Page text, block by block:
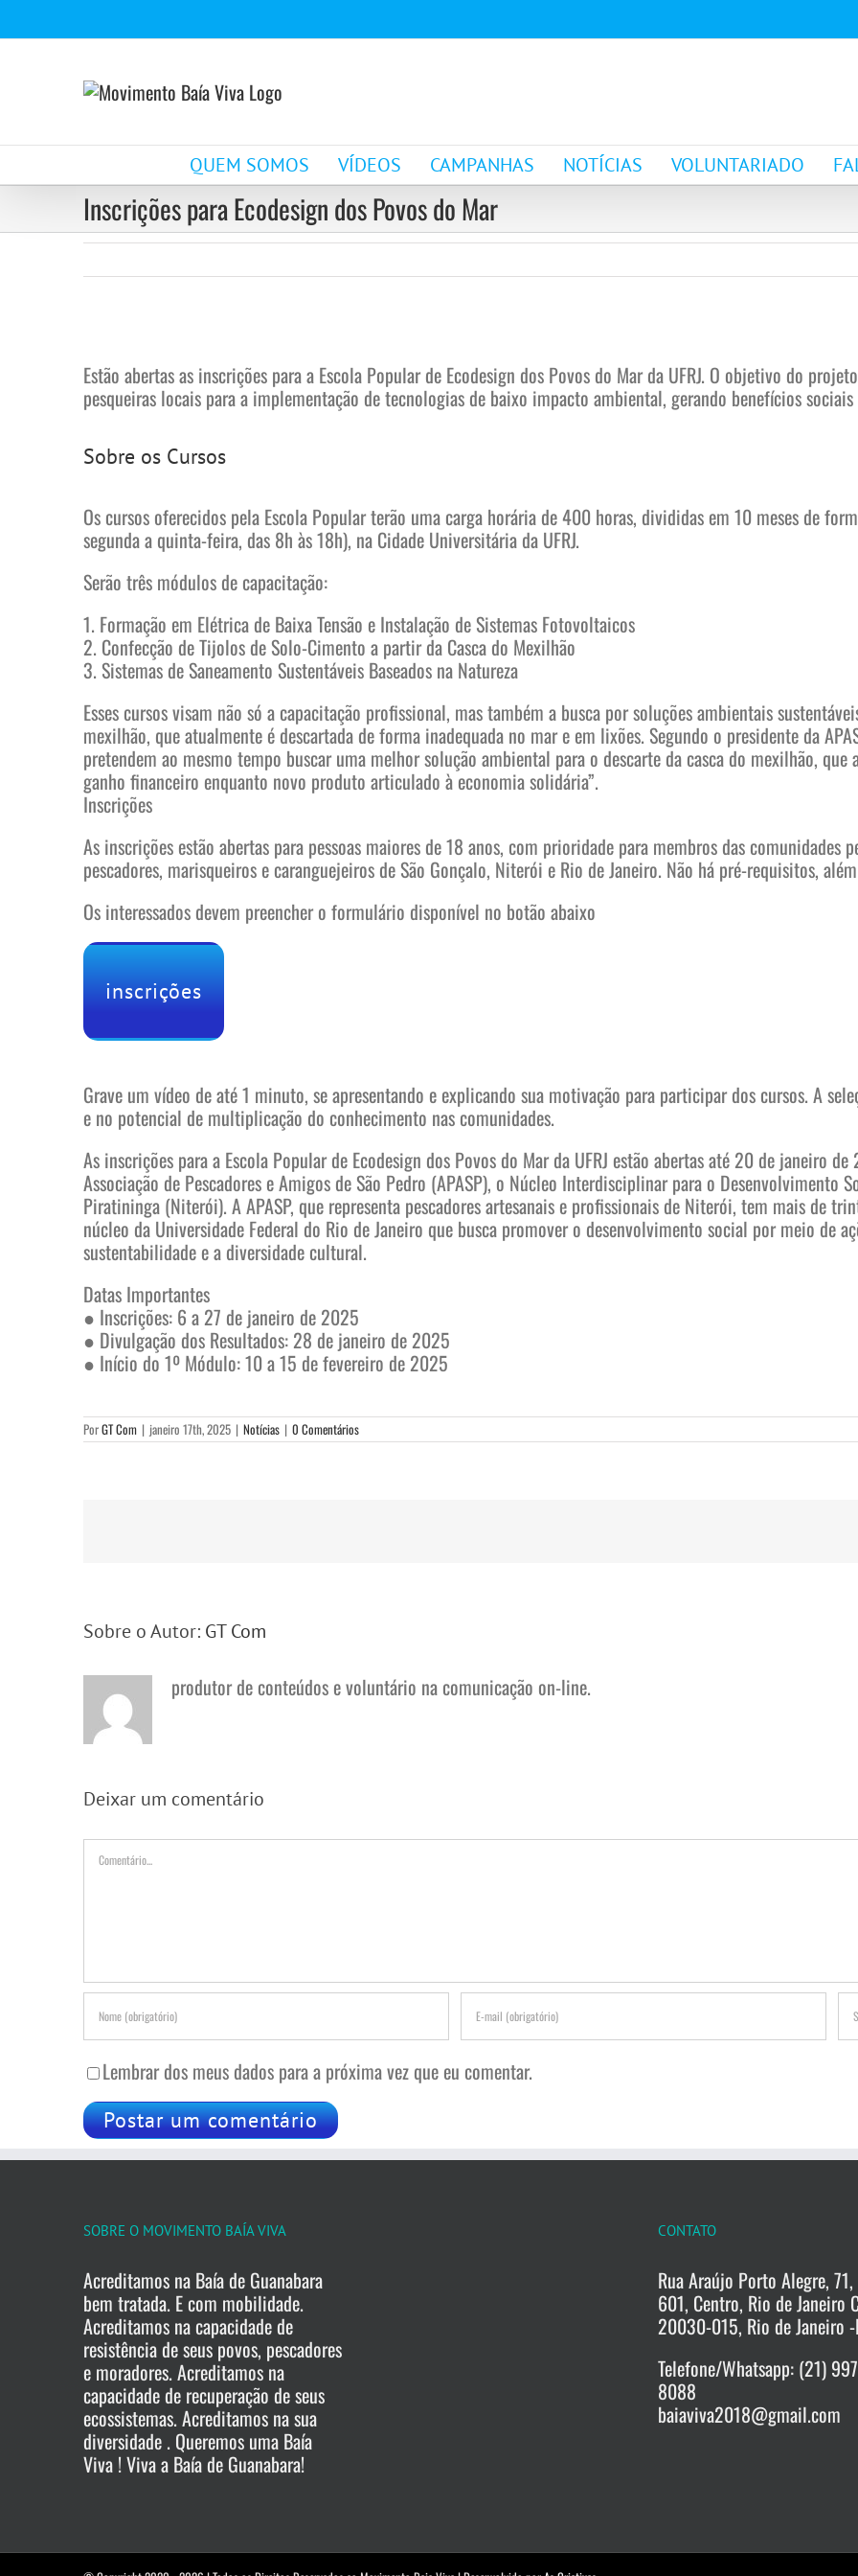
para
QUEM SOMOS VÍDEOS CAMPANHAS NOTÍCIAS VOLUNTARIADO
Inscrições para Ecodesign dos Povos do Mar
Larger
Image
Estão abertas as inscrições para a Escola Popular de Ecodesign dos Povos do Mar da UFRJ. O objetivo do
pesqueiras locais para a implementação de tecnologias de baixo impacto ambiental, gerando benefícios
Sobre os Cursos
Os cursos oferecidos pela Escola Popular terão uma carga horária de 400 horas, divididas em 10 meses de
segunda a quinta-feira, das 8h às 18h), na Cidade Universitária da UFRJ.
Serão três módulos de capacitação:
1. Formação em Elétrica de Baixa Tensão e Instalação de Sistemas Fotovoltaicos
2. Confecção de Tijolos de Solo-Cimento a partir da Casca do Mexilhão
3. Sistemas de Saneamento Sustentáveis Baseados na Natureza
Esses cursos visam não só a capacitação profissional, mas também a busca por soluções ambientais
mexilhão, que atualmente é descartada de forma inadequada no mar e em lixões. Segundo o presidente da
pretendem ao mesmo tempo buscar uma melhor solução ambiental para o descarte da casca do mexilhão,
ganho financeiro enquanto novo produto articulado à economia solidária”.
Inscrições
As inscrições estão abertas para pessoas maiores de 18 anos, com prioridade para membros das comunidades
pescadores, marisqueiros e caranguejeiros de São Gonçalo, Niterói e Rio de Janeiro. Não há pré-requisitos,
Os interessados devem preencher o formulário disponível no botão abaixo
inscrições
Grave um vídeo de até 1 minuto, se apresentando e explicando sua motivação para participar dos cursos. A
e no potencial de multiplicação do conhecimento nas comunidades.
As inscrições para a Escola Popular de Ecodesign dos Povos do Mar da UFRJ estão abertas até 20 de janeiro
Associação de Pescadores e Amigos de São Pedro (APASP), o Núcleo Interdisciplinar para o Desenvolvimento
Piratininga (Niterói). A APASP, que representa pescadores artesanais e profissionais de Niterói, tem mais de
núcleo da Universidade Federal do Rio de Janeiro que busca promover o desenvolvimento social por meio de
sustentabilidade e a diversidade cultural.
Datas Importantes
● Inscrições: 6 a 27 de janeiro de 2025
● Divulgação dos Resultados: 28 de janeiro de 2025
● Início do 1º Módulo: 10 a 15 de fevereiro de 2025
PorGT Com | janeiro 17th, 2025 | Notícias | 0 Comentários
Sobre o Autor: GT Com
produtor de conteúdos e voluntário na comunicação on-line.
Deixar um comentário
Comentário
Lembrar dos meus dados para a próxima vez que eu comentar.
SOBRE O MOVIMENTO BAÍA VIVA
Acreditamos na Baía de Guanabara
bem tratada. E com mobilidade.
Acreditamos na capacidade de
resistência de seus povos, pescadores
e moradores. Acreditamos na
capacidade de recuperação de seus
ecossistemas. Acreditamos na sua
diversidade . Queremos uma Baía
Viva ! Viva a Baía de Guanabara!
CONTATO
Rua Araújo Porto Alegre,
601, Centro, Rio de Janeiro
20030-015, Rio de Janeiro
Telefone/Whatsapp: (21)
8088
baiaviva2018@gmail.com